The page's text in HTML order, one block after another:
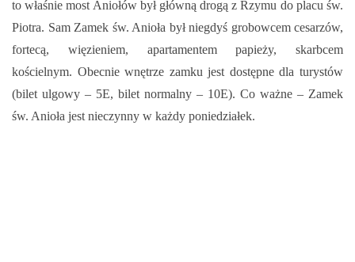
to właśnie most Aniołów był główną drogą z Rzymu do placu św.
Piotra. Sam Zamek św. Anioła był niegdyś grobowcem cesarzów,
fortecą, więzieniem, apartamentem papieży, skarbcem
kościelnym. Obecnie wnętrze zamku jest dostępne dla turystów
(bilet ulgowy – 5E, bilet normalny – 10E). Co ważne – Zamek
św. Anioła jest nieczynny w każdy poniedziałek.